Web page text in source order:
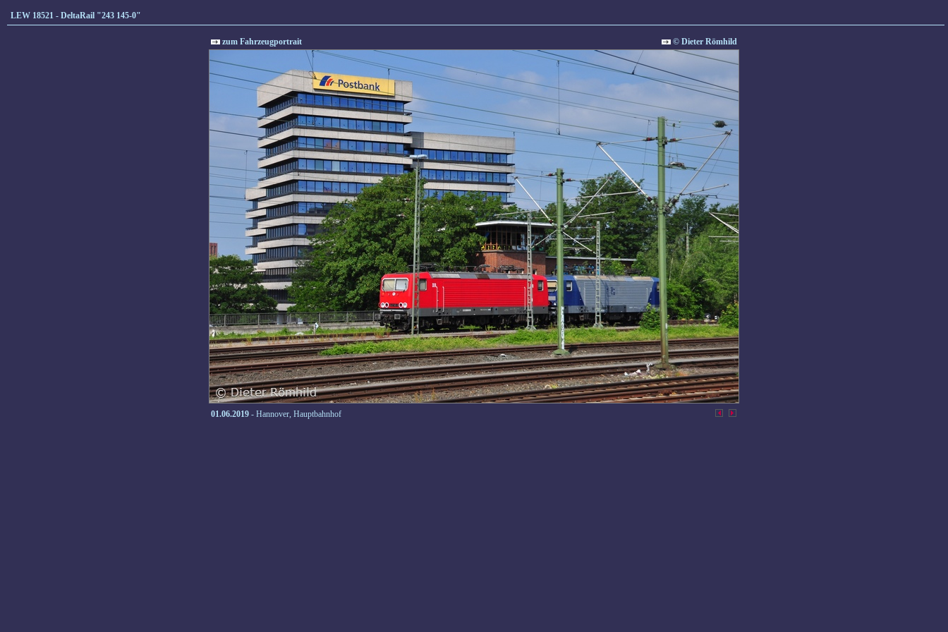
LEW 18521 - DeltaRail "243 145-0"
zum Fahrzeugportrait © Dieter Römhild
01.06.2019 - Hannover, Hauptbahnhof